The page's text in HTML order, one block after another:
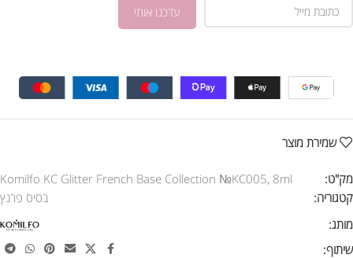
שמירת מוצר
מק"ט:
Komilfo KC Glitter French Base Collection №KC005, 8ml
קטגוריה:
בסיס פרנץ
מותג:
שיתוף: